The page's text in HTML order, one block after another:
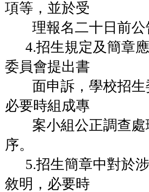
項等，並於受
理報名二十日前公
4.招生規定及簡章應
委員會提出書
面申訴，學校招生
必要時組成專
案小組公正調查處
序。
5.招生簡章中對於涉
敘明，必要時